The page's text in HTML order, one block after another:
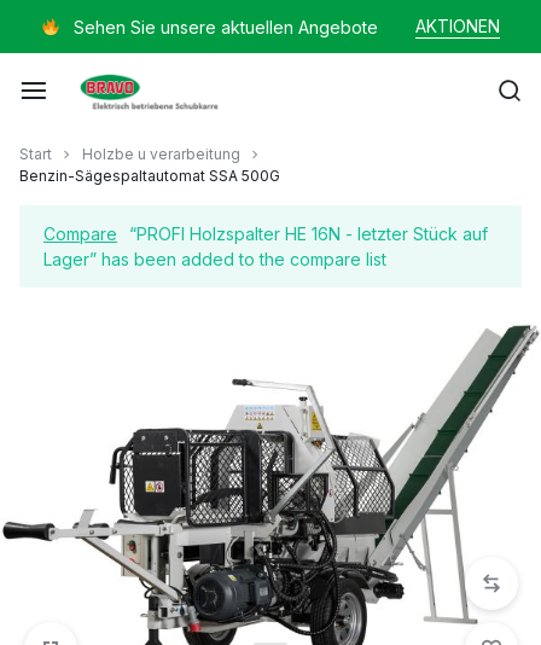
Sehen Sie unsere aktuellen Angebote AKTIONEN
Mayer
Start
Holzbe u verarbeitung
Benzin-Sägespaltautomat SSA 500G
Compare
“PROFI Holzspalter HE 16N - letzter Stück auf
Lager” has been added to the compare list